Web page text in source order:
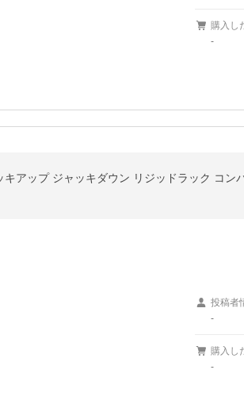
購入し
-
投稿者
-
購入し
-